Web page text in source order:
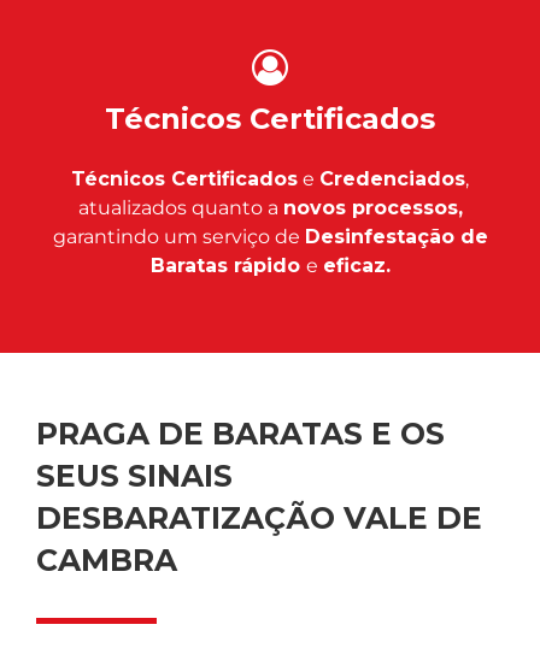
Técnicos Certificados
Técnicos Certificados e Credenciados,
atualizados quanto a novos processos,
garantindo um serviço de Desinfestação de
Baratas rápido e eficaz.
PRAGA DE BARATAS E OS
SEUS SINAIS
DESBARATIZAÇÃO VALE DE
CAMBRA